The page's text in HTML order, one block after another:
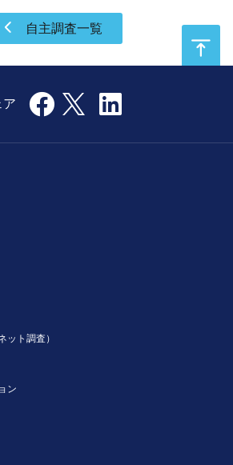
自主調査一覧
ット調査）
ン